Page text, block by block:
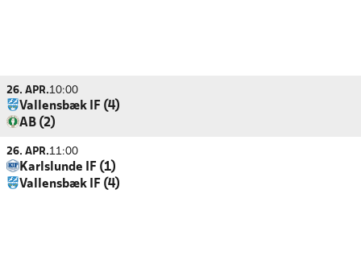
26. APR.10:00
Vallensbæk IF (4)
AB (2)
26. APR.11:00
Karlslunde IF (1)
Vallensbæk IF (4)